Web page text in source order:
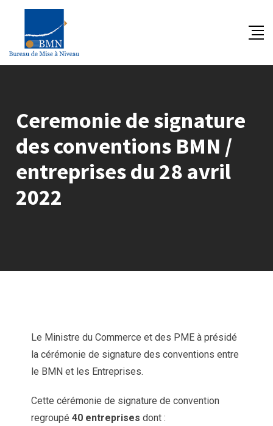
content
Ceremonie de signature
des conventions BMN /
entreprises du 28 avril
2022
Le Ministre du Commerce et des PME à présidé
la cérémonie de signature des conventions entre
le BMN et les Entreprises.
Cette cérémonie de signature de convention
regroupé40 entreprises dont :